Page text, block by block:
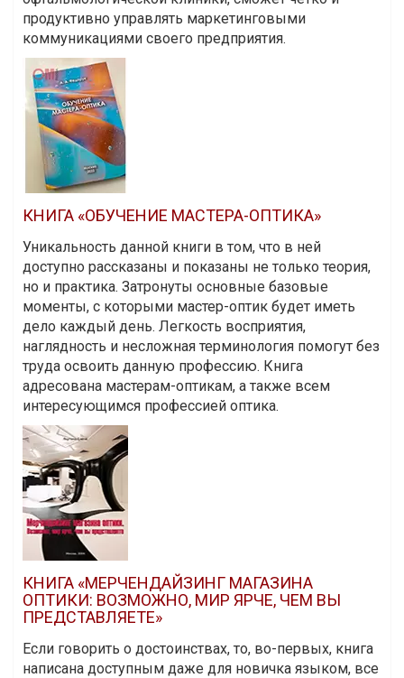
продуктивно управлять маркетинговыми
коммуникациями своего предприятия.
КНИГА «ОБУЧЕНИЕ МАСТЕРА-ОПТИКА»
Уникальность данной книги в том, что в ней
доступно рассказаны и показаны не только теория,
но и практика. Затронуты основные базовые
моменты, с которыми мастер-оптик будет иметь
дело каждый день. Легкость восприятия,
наглядность и несложная терминология помогут без
труда освоить данную профессию. Книга
адресована мастерам-оптикам, а также всем
интересующимся профессией оптика.
КНИГА «МЕРЧЕНДАЙЗИНГ МАГАЗИНА
ОПТИКИ: ВОЗМОЖНО, МИР ЯРЧЕ, ЧЕМ ВЫ
ПРЕДСТАВЛЯЕТЕ»
Если говорить о достоинствах, то, во-первых, книга
написана доступным даже для новичка языком, все